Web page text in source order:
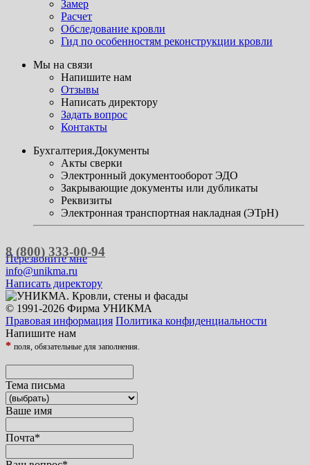
Замер
Расчет
Обследование кровли
Гид по особенностям реконструкции кровли
Мы на связи
Напишите нам
Отзывы
Написать директору
Задать вопрос
Контакты
Бухгалтерия.Документы
Акты сверки
Электронный документооборот ЭДО
Закрывающие документы или дубликаты
Реквизиты
Электронная транспортная накладная (ЭТрН)
8 (800) 333-00-94
Перезвоните мне
info@unikma.ru
Написать директору
© 1991-2026 Фирма УНИКМА
Правовая информация Политика конфиденциальности
Напишите нам
* поля, обязательные для заполнения.
Тема письма
Ваше имя
Почта*